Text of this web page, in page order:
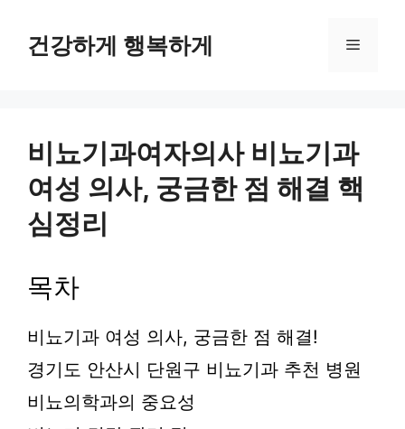
건강하게 행복하게 메
비뇨기과여자의사 비뇨기과
여성 의사, 궁금한 점 해결 핵
심정리
목차
비뇨기과 여성 의사, 궁금한 점 해결!
경기도 안산시 단원구 비뇨기과 추천 병원
비뇨의학과의 중요성